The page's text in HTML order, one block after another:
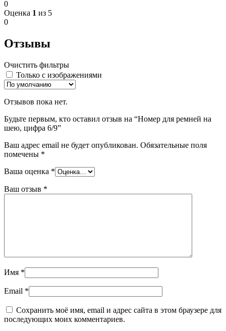
0
Оценка 1 из 5
0
Отзывы
Очистить фильтры
Только с изображениями
Отзывов пока нет.
Будьте первым, кто оставил отзыв на “Номер для ремней на
шею, цифра 6/9”
Ваш адрес email не будет опубликован. Обязательные поля
помечены *
Ваша оценка *
Ваш отзыв *
Имя *
Email *
Сохранить моё имя, email и адрес сайта в этом браузере для
последующих моих комментариев.